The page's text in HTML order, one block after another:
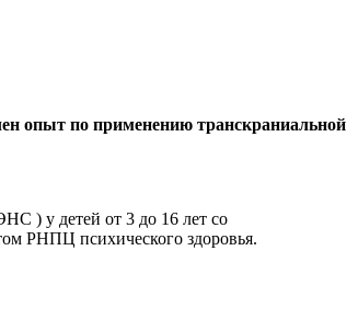
опыт по применению транскраниальной
) у детей от 3 до 16 лет со
РНПЦ психического здоровья.